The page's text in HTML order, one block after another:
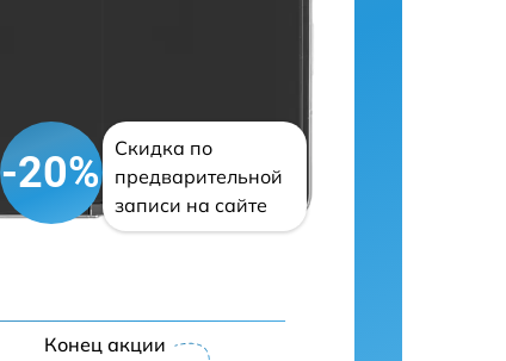
-20%
Скидка по
предварительной
записи на сайте
Конец акции